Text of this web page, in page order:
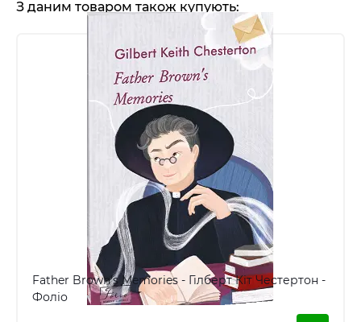
З даним товаром також купують:
Father Brown’s Memories - Гілберт Кіт Честертон -
Фоліо